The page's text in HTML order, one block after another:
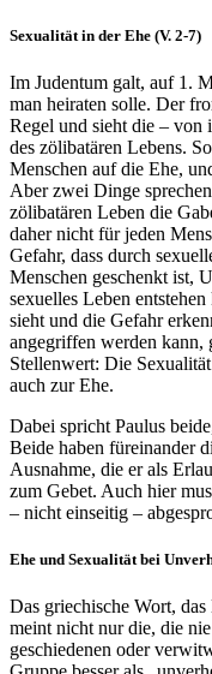
Sexualität in der Ehe (V. 2-7)
Im Judentum galt, auf 1.
man heiraten solle. Der
Regel und sieht die –
des zölibatären Lebens.
Menschen auf die Ehe,
Aber zwei Dinge
zölibatären Leben die
daher nicht für jeden
Gefahr, dass durch
Menschen geschenkt ist,
sexuelles Leben
sieht und die Gefahr
angegriffen werden kann,
Stellenwert: Die
auch zur Ehe.
Dabei spricht Paulus
Beide haben füreinander
Ausnahme, die er als
zum Gebet. Auch hier
– nicht einseitig –
Ehe und Sexualität bei
Das griechische Wort,
meint nicht nur die, die
geschiedenen oder